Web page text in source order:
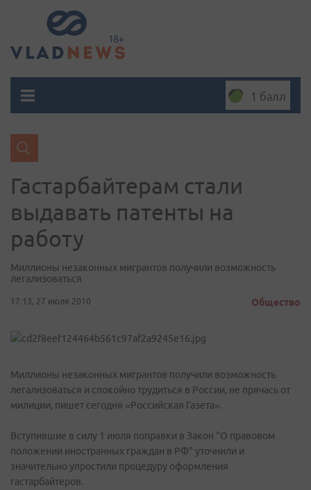
1 балл
Гастарбайтерам стали
выдавать патенты на
работу
Миллионы незаконных мигрантов получили возможность
легализоваться
17:13, 27 июля 2010 Общество
Миллионы незаконных мигрантов получили возможность
легализоваться и спокойно трудиться в России, не прячась от
милиции, пишет сегодня «Российская Газета».
Вступившие в силу 1 июля поправки в Закон "О правовом
положении иностранных граждан в РФ" уточнили и
значительно упростили процедуру оформления
гастарбайтеров.